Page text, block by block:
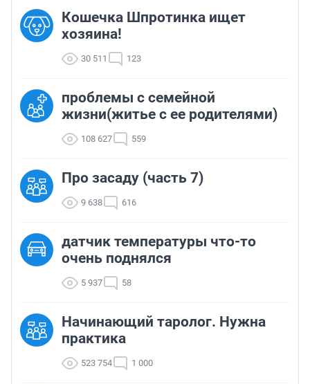
Кошечка Шпротинка ищет
хозяина!
30 511 123
проблемы с семейной
жизни(житье с ее родителями)
108 627 559
Про засаду (часть 7)
9 638 616
датчик температуры что-то
очень поднялся
5 937 58
Начинающий таролог. Нужна
практика
523 754 1 000